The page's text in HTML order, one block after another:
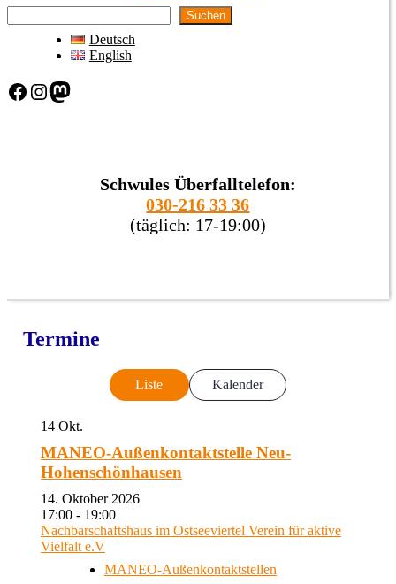
Suchen
Deutsch
English
Facebook Instagram Mastodon
Schwules Überfalltelefon:
030-216 33 36
(täglich: 17-19:00)
Termine
Liste Kalender
14 Okt.
MANEO-Außenkontaktstelle Neu-
Hohenschönhausen
14. Oktober 2026
17:00 - 19:00
Nachbarschaftshaus im Ostseeviertel Verein für aktive
Vielfalt e.V
MANEO-Außenkontaktstellen